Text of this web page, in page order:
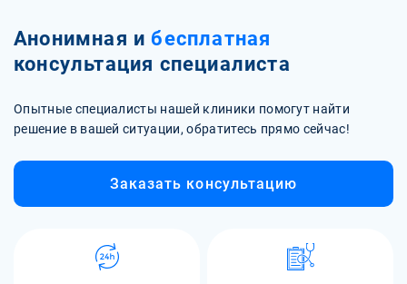
Анонимная и бесплатная
консультация специалиста
Опытные специалисты нашей клиники помогут найти
решение в вашей ситуации, обратитесь прямо сейчас!
Заказать консультацию